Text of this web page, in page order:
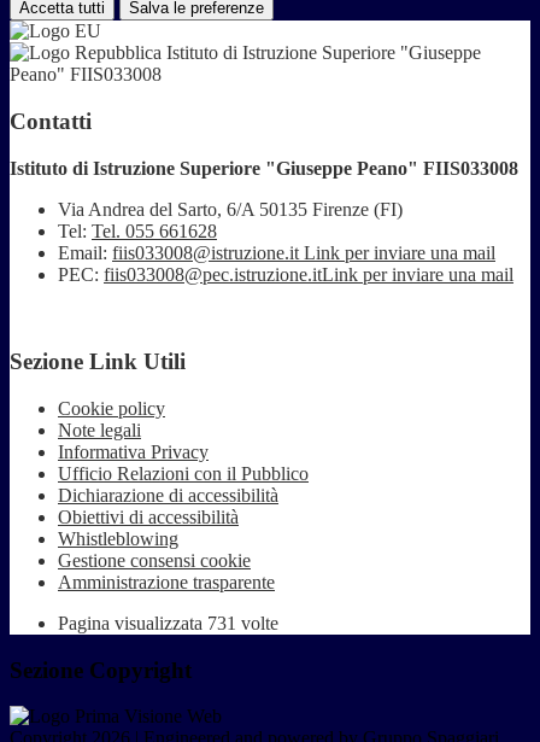
Accetta tutti Salva le preferenze
Istituto di Istruzione Superiore "Giuseppe
Peano" FIIS033008
Contatti
Istituto di Istruzione Superiore "Giuseppe Peano" FIIS033008
Via Andrea del Sarto, 6/A 50135 Firenze (FI)
Tel: Tel. 055 661628
Email: fiis033008@istruzione.it Link per inviare una mail
PEC: fiis033008@pec.istruzione.itLink per inviare una mail
Sezione Link Utili
Cookie policy
Note legali
Informativa Privacy
Ufficio Relazioni con il Pubblico
Dichiarazione di accessibilità
Obiettivi di accessibilità
Whistleblowing
Gestione consensi cookie
Amministrazione trasparente
Pagina visualizzata 731 volte
Sezione Copyright